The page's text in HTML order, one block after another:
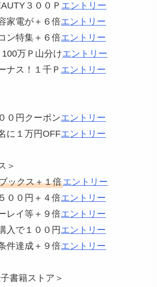
３００Ｐ エントリー
家電が＋６倍エントリー
ン特集＋６倍エントリー
100万Ｐ山分けエントリー
ナス！１千Ｐ エントリー
０円クーポンエントリー
に１万円OFFエントリー
＞
ックス＋１倍エントリー
００円＋４倍エントリー
レイ等＋９倍エントリー
入で１００円 エントリー
件達成＋９倍エントリー
書籍ストア＞